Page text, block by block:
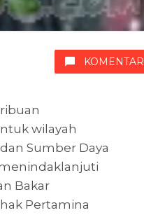
KOMENTAR
wilayah
Sumber Daya
Bakar
Pertamina